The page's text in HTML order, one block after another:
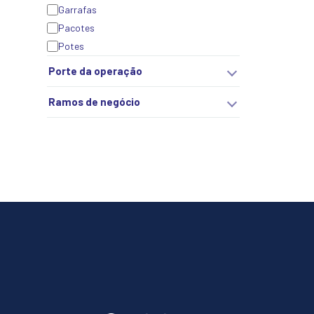
Garrafas
Pacotes
Potes
Porte da operação
Ramos de negócio